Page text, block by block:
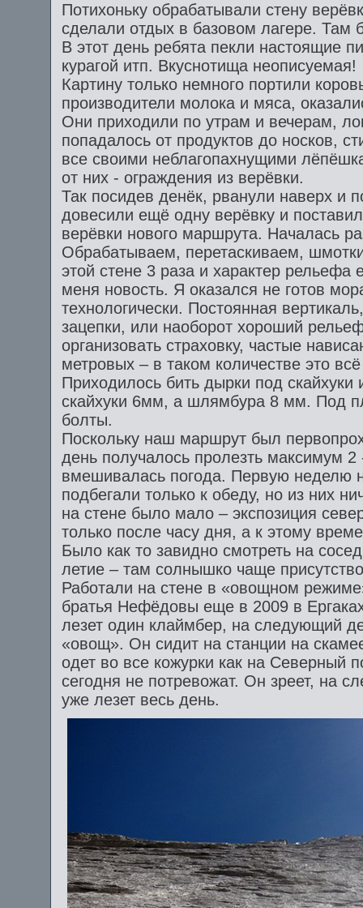
Потихоньку обрабатывали стену
сделали отдых в базовом лагере. Там
В этот день ребята пекли настоящие
курагой итп. Вкуснотища неописуемая!
Картину только немного портили
производители молока и мяса,
Они приходили по утрам и вечерам,
попадалось от продуктов до носков,
все своими неблагопахнущими
от них - ограждения из верёвки.
Так посидев денёк, рванули наверх и
довесили ещё одну верёвку и
верёвки нового маршрута. Началась
Обрабатываем, перетаскиваем,
этой стене 3 раза и характер
меня новость. Я оказался не готов
технологически. Постоянная
зацепки, или наоборот хороший
организовать страховку, частые
метровых – в таком количестве это
Приходилось бить дырки под
скайхуки 6мм, а шлямбура 8 мм. Под
болты.
Поскольку наш маршрут был
день получалось пролезть максимум
вмешивалась погода. Первую неделю
подбегали только к обеду, но из них
на стене было мало – экспозиция
только после часу дня, а к этому
Было как то завидно смотреть на
летие – там солнышко чаще
Работали на стене в «овощном
братья Нефёдовы еще в 2009 в
лезет один клаймбер, на следующий
«овощ». Он сидит на станции на
одет во все кожурки как на Северный
сегодня не потревожат. Он зреет, на
уже лезет весь день.